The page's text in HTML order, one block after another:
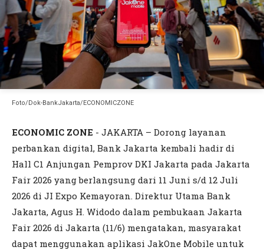
Foto/Dok-BankJakarta/ECONOMICZONE
ECONOMIC ZONE - JAKARTA – Dorong layanan
perbankan digital, Bank Jakarta kembali hadir di
Hall C1 Anjungan Pemprov DKI Jakarta pada Jakarta
Fair 2026 yang berlangsung dari 11 Juni s/d 12 Juli
2026 di JI Expo Kemayoran. Direktur Utama Bank
Jakarta, Agus H. Widodo dalam pembukaan Jakarta
Fair 2026 di Jakarta (11/6) mengatakan, masyarakat
dapat menggunakan aplikasi JakOne Mobile untuk